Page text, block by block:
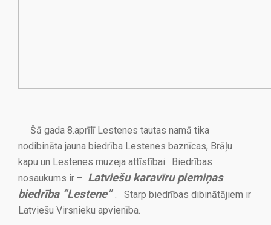
Šā gada 8.aprīlī Lestenes tautas namā tika
nodibināta jauna biedrība Lestenes baznīcas, Brāļu
kapu un Lestenes muzeja attīstībai. Biedrības
nosaukums ir – Latviešu karavīru piemiņas
biedrība “Lestene” . Starp biedrības dibinātājiem ir
Latviešu Virsnieku apvienība.